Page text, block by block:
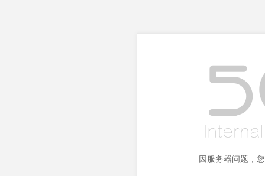
因服务器问题，